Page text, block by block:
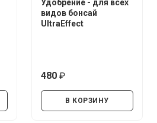
Удобрение - для всех
видов бонсай
UltraEffect
480
В КОРЗИНУ